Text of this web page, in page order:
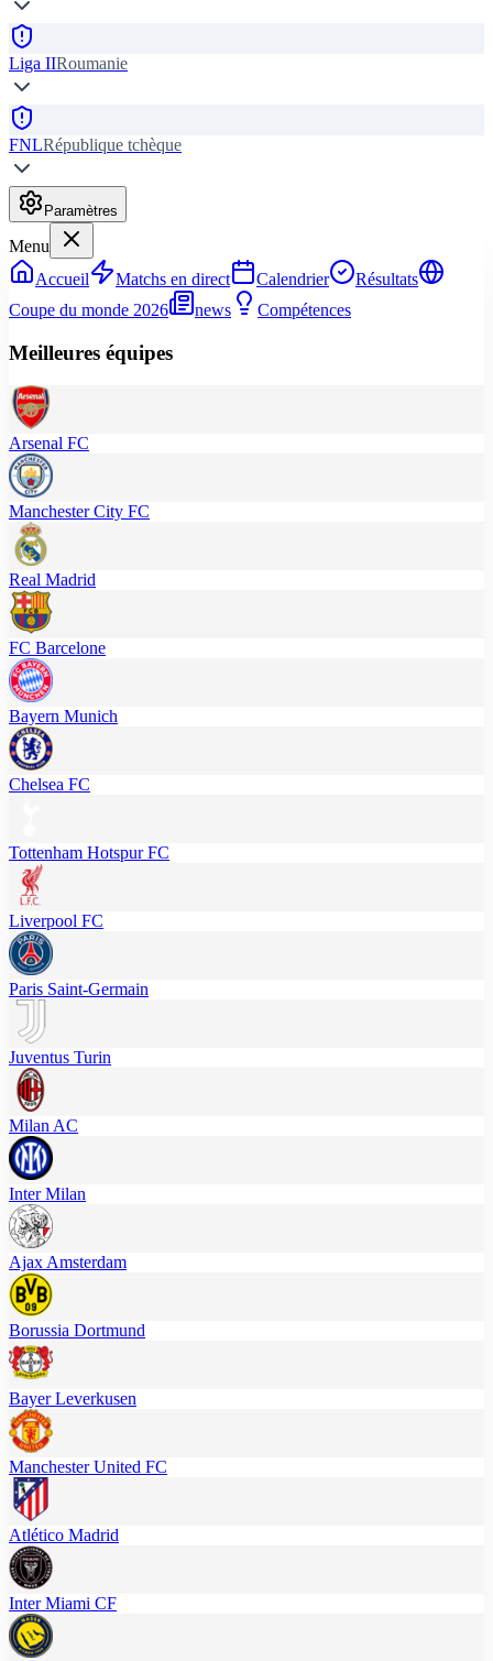
Liga IIRoumanie
FNLRépublique tchèque
Paramètres
Menu
Accueil
Matchs en direct Calendrier
Résultats
Coupe du monde 2026
news Compétences
Meilleures équipes
Arsenal FC
Manchester City FC
Real Madrid
FC Barcelone
Bayern Munich
Chelsea FC
Tottenham Hotspur FC
Liverpool FC
Paris Saint-Germain
Juventus Turin
Milan AC
Inter Milan
Ajax Amsterdam
Borussia Dortmund
Bayer Leverkusen
Manchester United FC
Atlético Madrid
Inter Miami CF